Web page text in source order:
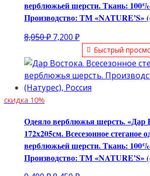
верблюжьей шерсти. Ткань:
Производство: ТМ «NATURE’S»
8,050₽ Первоначальная
составляла
8,050 ₽.
7,200 ₽Текущая
цена:
7,200 ₽.
Быстрый
скидка 10%
Одеяло верблюжья шерсть. «Дар
172х205см. Всесезонное стеганое
верблюжьей шерсти. Ткань:
Производство: ТМ «NATURE’S»